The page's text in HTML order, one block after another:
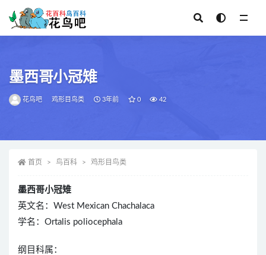
墨西哥小冠雉
花鸟吧 鸡形目鸟类 3年前 0 42
首页 鸟百科 鸡形目鸟类
墨西哥小冠雉
英文名：West Mexican Chachalaca
学名：Ortalis poliocephala
纲目科属：